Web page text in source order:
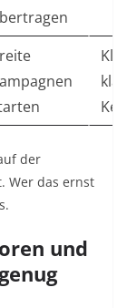
der
Wer das ernst
und